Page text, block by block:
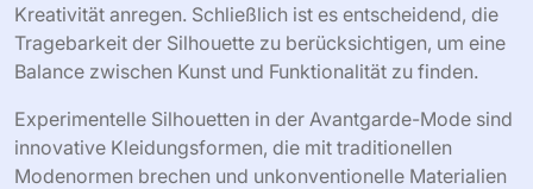
Kreativität anregen. Schließlich ist es entscheidend, die
Tragebarkeit der Silhouette zu berücksichtigen, um eine
Balance zwischen Kunst und Funktionalität zu finden.
Experimentelle Silhouetten in der Avantgarde-Mode sind
innovative Kleidungsformen, die mit traditionellen
Modenormen brechen und unkonventionelle Materialien